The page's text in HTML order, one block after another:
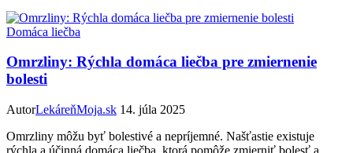
Domáca liečba
Omrzliny: Rýchla domáca liečba pre zmiernenie
bolesti
AutorLekáreňMoja.sk 14. júla 2025
Omrzliny môžu byť bolestivé a nepríjemné. Našťastie existuje
rýchla a účinná domáca liečba, ktorá pomôže zmierniť bolesť a